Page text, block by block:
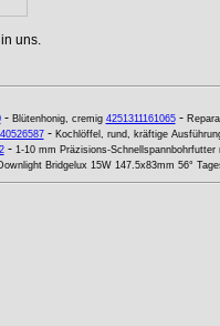
uns.
- Blütenhonig, cremig 4251311161065-
- Kochlöffel, rund, kräftige
- 1-10 mm Präzisions-
Bridgelux 15W 147.5x83mm 56°